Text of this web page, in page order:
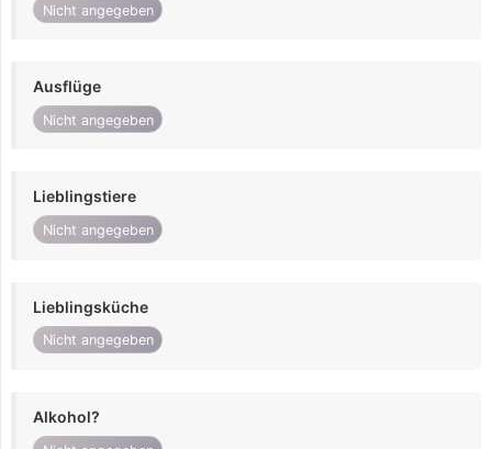
Nicht angegeben
Ausflüge
Nicht angegeben
Lieblingstiere
Nicht angegeben
Lieblingsküche
Nicht angegeben
Alkohol?